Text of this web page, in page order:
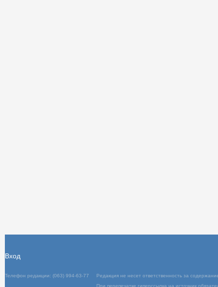
Телефон редакции: (063) 994-63-77
При